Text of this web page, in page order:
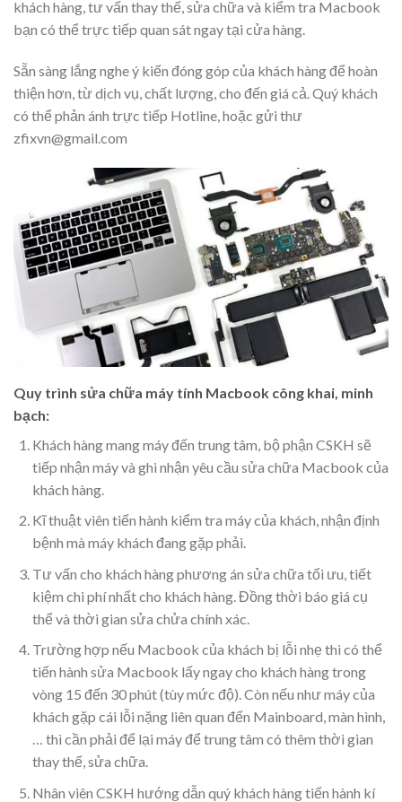
khách hàng, tư vấn thay thế, sửa chữa và kiểm tra Macbook
bạn có thể trực tiếp quan sát ngay tại cửa hàng.
Sẵn sàng lắng nghe ý kiến đóng góp của khách hàng để hoàn
thiện hơn, từ dịch vụ, chất lượng, cho đến giá cả. Quý khách
có thể phản ánh trực tiếp Hotline, hoặc gửi thư
zfixvn@gmail.com
Quy trình sửa chữa máy tính Macbook công khai, minh
bạch:
Khách hàng mang máy đến trung tâm, bộ phận CSKH sẽ
tiếp nhận máy và ghi nhận yêu cầu sửa chữa Macbook của
khách hàng.
Kĩ thuật viên tiến hành kiểm tra máy của khách, nhận định
bệnh mà máy khách đang gặp phải.
Tư vấn cho khách hàng phương án sửa chữa tối ưu, tiết
kiệm chi phí nhất cho khách hàng. Đồng thời báo giá cụ
thể và thời gian sửa chửa chính xác.
Trường hợp nếu Macbook của khách bị lỗi nhẹ thì có thể
tiến hành sửa Macbook lấy ngay cho khách hàng trong
vòng 15 đến 30 phút (tùy mức độ). Còn nếu như máy của
khách gặp cái lỗi nặng liên quan đến Mainboard, màn hình,
… thì cần phải để lại máy để trung tâm có thêm thời gian
thay thế, sửa chữa.
Nhân viên CSKH hướng dẫn quý khách hàng tiến hành kí